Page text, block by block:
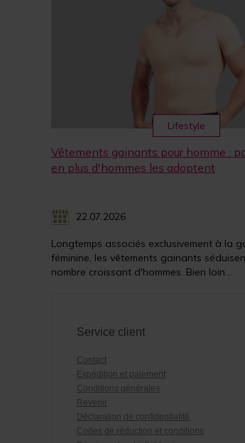
Lifestyle
Vêtements gainants pour homme :
en plus d'hommes les adoptent
22.07.2026
Longtemps associés exclusivement à la
féminine, les vêtements gainants
nombre croissant d'hommes. Bien loin...
Service client
Contact
Expédition et paiement
Conditions générales
Revenir
Déclaration de confidentialité
Codes de réduction et conditions